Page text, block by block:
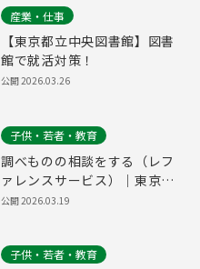
産業・仕事
【東京都立中央図書館】図書
館で就活対策！
公開2026.03.26
子供・若者・教育
調べものの相談をする（レフ
ァレンスサービス）｜東京都
立多摩図書館利用案内#6
公開2026.03.19
子供・若者・教育